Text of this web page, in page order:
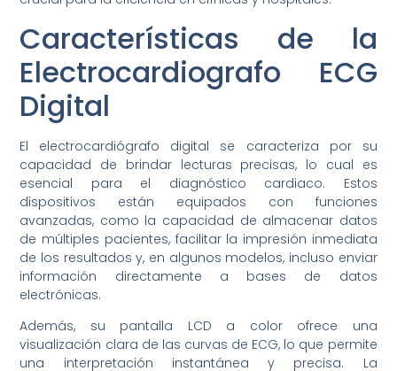
Características de la
Electrocardiografo ECG
Digital
El electrocardiógrafo digital se caracteriza por su
capacidad de brindar lecturas precisas, lo cual es
esencial para el diagnóstico cardiaco. Estos
dispositivos están equipados con funciones
avanzadas, como la capacidad de almacenar datos
de múltiples pacientes, facilitar la impresión inmediata
de los resultados y, en algunos modelos, incluso enviar
información directamente a bases de datos
electrónicas.
Además, su pantalla LCD a color ofrece una
visualización clara de las curvas de ECG, lo que permite
una interpretación instantánea y precisa. La